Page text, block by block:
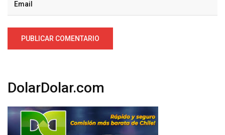
DolarDolar.com